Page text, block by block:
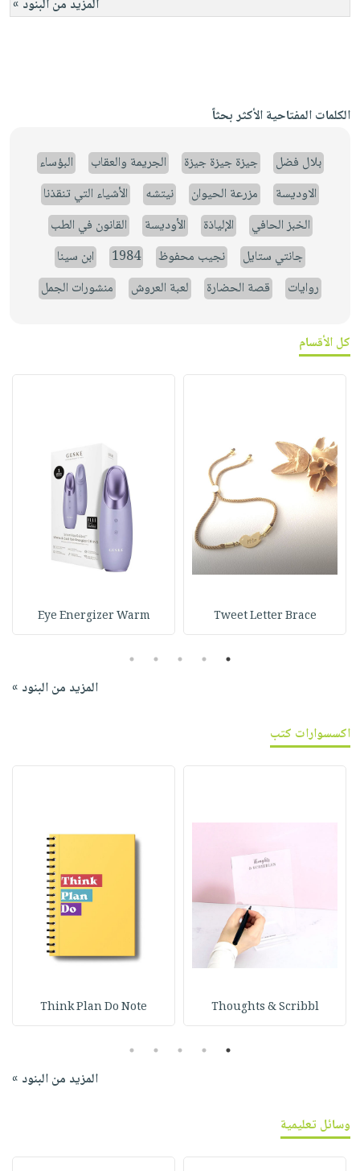
المزيد من البنود »
الكلمات المفتاحية الأكثر بحثاً
بلال فضل جيزة جيزة جيزة الجريمة والعقاب
البؤساء
الاوديسة
مزرعة الحيوان نيتشه
الأشياء التي تنقذنا
الخبز الحافي
الإلياذة الأوديسة
القانون في الطب
جانتي ستايل
نجيب محفوظ 1984
ابن سينا
روايات
قصة الحضارة لعبة العروش منشورات الجمل
كل الأقسام
Tweet Letter Brace
Eye Energizer Warm
1
2
3
4
5
المزيد من البنود »
اكسسوارات كتب
Thoughts & Scribbl
Think Plan Do Note
1
2
3
4
5
المزيد من البنود »
وسائل تعليمية